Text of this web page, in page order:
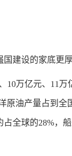
建设的家底更厚
万亿元、11万
原油产量占到全
全球的28%，